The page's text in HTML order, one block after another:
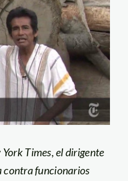
Times, el dirigente
contra funcionarios